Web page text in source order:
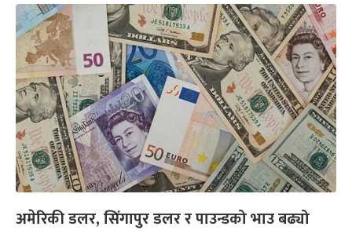
अमेरिकी डलर, सिंगापुर डलर र पाउन्डको भाउ बढ्यो